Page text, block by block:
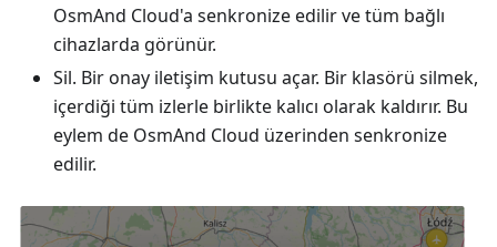
OsmAnd Cloud'a senkronize edilir ve tüm bağlı
cihazlarda görünür.
Sil. Bir onay iletişim kutusu açar. Bir klasörü silmek,
içerdiği tüm izlerle birlikte kalıcı olarak kaldırır. Bu
eylem de OsmAnd Cloud üzerinden senkronize
edilir.